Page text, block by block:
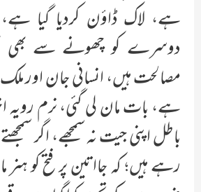
ہے، لاک ڈاؤن کردیا گیا
دوسرے کو چھونے سے بھی
مصالحت ہیں، انسانی جان اور ملک
ہے، بات مان لی گئی، نرم رویہ
باطل اپنی جیت نہ سمجھے، اگر
رہے ہیں؛ کہ جااتین پر فتح کو ہنر